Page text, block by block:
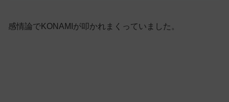
感情論でKONAMIが叩かれまくっていました。